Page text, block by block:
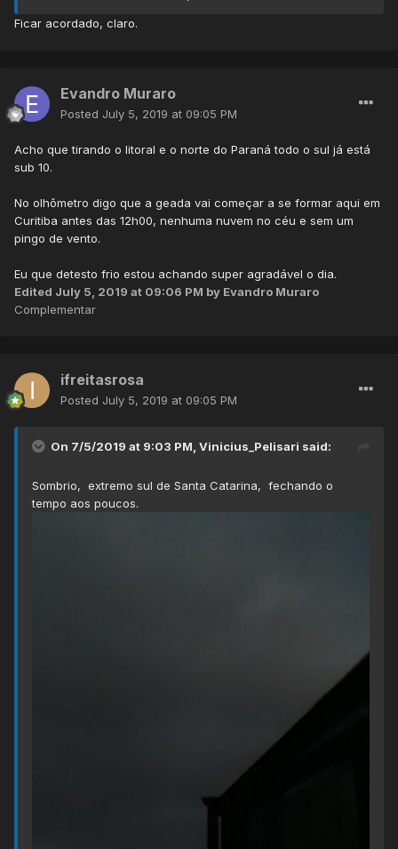
Ficar acordado, claro.
Evandro Muraro
Posted July 5, 2019 at 09:05 PM
Acho que tirando o litoral e o norte do Paraná todo o sul já está
sub 10.
No olhômetro digo que a geada vai começar a se formar aqui em
Curitiba antes das 12h00, nenhuma nuvem no céu e sem um
pingo de vento.
Eu que detesto frio estou achando super agradável o dia.
Edited July 5, 2019 at 09:06 PM by Evandro Muraro
Complementar
ifreitasrosa
Posted July 5, 2019 at 09:05 PM
On 7/5/2019 at 9:03 PM, Vinicius_Pelisari said:
Sombrio, extremo sul de Santa Catarina, fechando o
tempo aos poucos.